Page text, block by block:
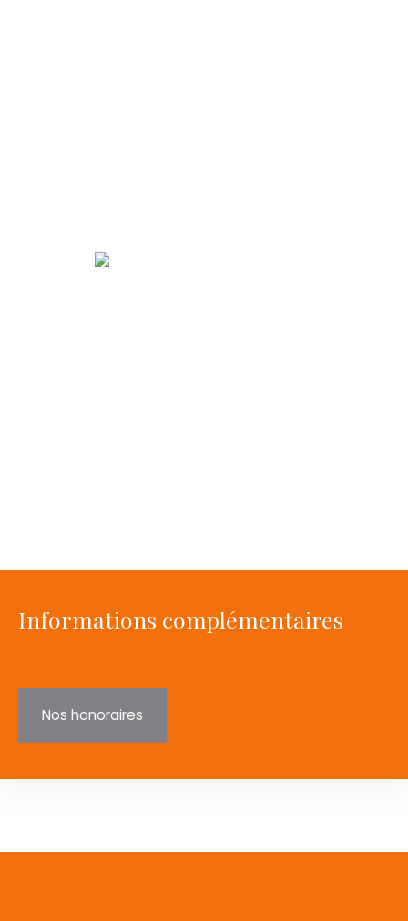
Informations complémentaires
Nos honoraires